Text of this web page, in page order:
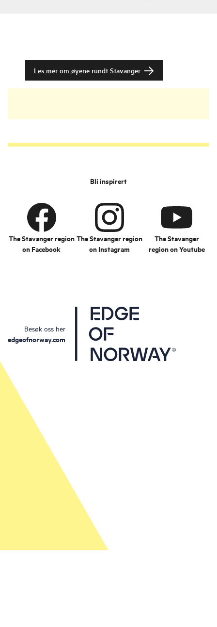
Les mer om øyene rundt Stavanger
Bli inspirert
The Stavanger region
on Facebook
The Stavanger region
on Instagram
The Stavanger
region on Youtube
Besøk oss her
edgeofnorway.com